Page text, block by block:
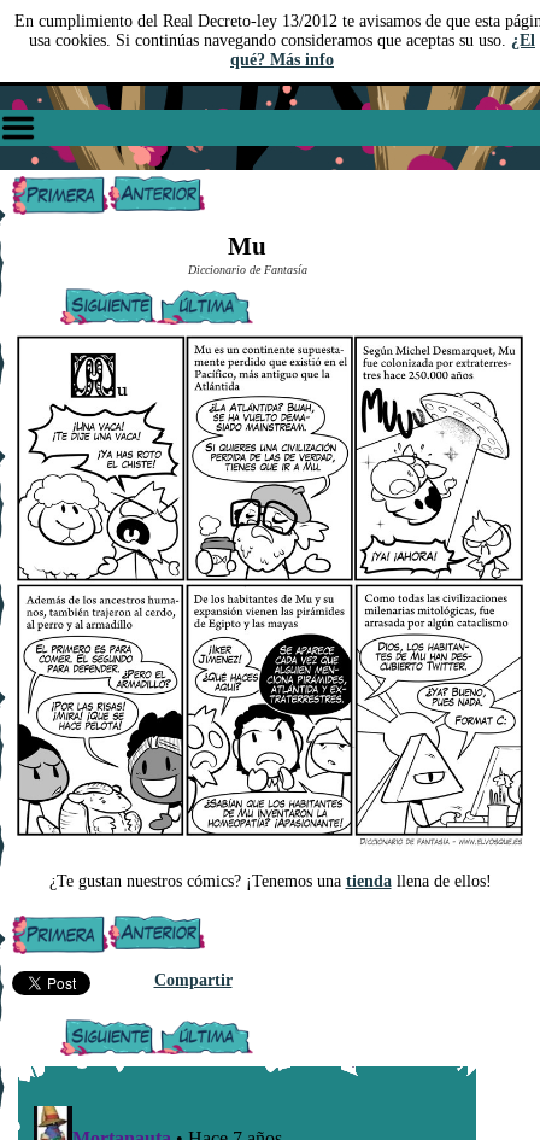
En cumplimiento del Real Decreto-ley 13/2012 te avisamos de que esta
usa cookies. Si continúas navegando consideramos que aceptas su uso. ¿El
qué? Más info
Mu
Diccionario de Fantasía
¿Te gustan nuestros cómics? ¡Tenemos una tiendallena de ellos!
Compartir